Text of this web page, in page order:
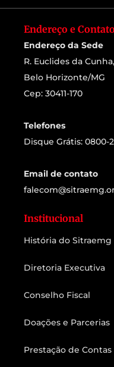
Endereço e Contato
Endereço da Sede
R. Euclides da
Belo Horizonte/MG
Cep: 30411-170
Telefones
Disque Grátis: 0800-
Email de contato
Institucional
História do Sitraemg
Diretoria Executiva
Conselho Fiscal
Doações e Parcerias
Prestação de Contas